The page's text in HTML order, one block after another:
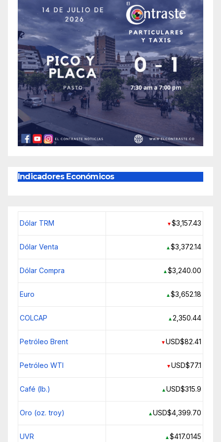
Indicadores Económicos
Dólar TRM ▼$3,157.43
Dólar Venta ▲$3,372.14
Dólar Compra ▲$3,240.00
Euro ▲$3,652.18
COLCAP ▲2,350.44
Petróleo Brent ▼USD$82.41
Petróleo WTI ▼USD$77.1
Café (lb.) ▲USD$315.9
Oro (oz. troy) ▲USD$4,399.70
UVR ▲$417.0145